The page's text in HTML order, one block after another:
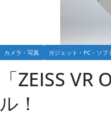
カメラ・写真 ガジェット・PC・ソフ
「ZEISS
ル！